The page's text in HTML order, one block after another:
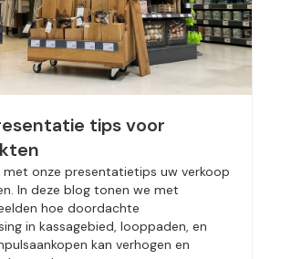
tips voor
onze presentatietips uw verkoop
In deze blog tonen we met
hoe doordachte
in kassagebied, looppaden, en
kan verhogen en